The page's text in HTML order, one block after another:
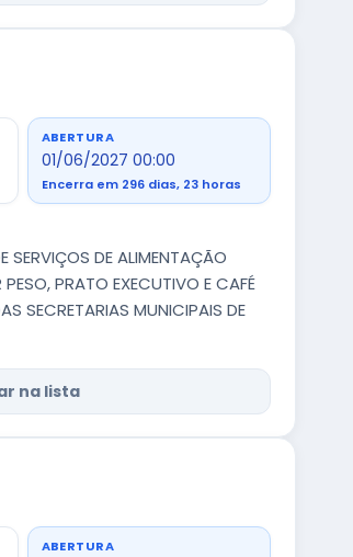
ABERTURA
01/06/2027 00:00
Encerra em 296 dias, 23 horas
SERVIÇOS DE ALIMENTAÇÃO
PRATO EXECUTIVO E CAFÉ
SECRETARIAS MUNICIPAIS DE
na lista
ABERTURA